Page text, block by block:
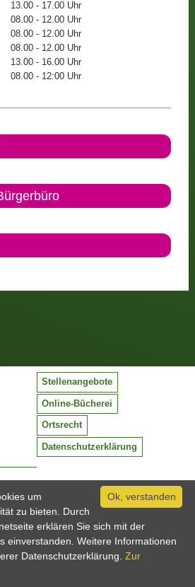
13.00 - 17.00 Uhr
08.00 - 12.00 Uhr
08.00 - 12.00 Uhr
08.00 - 12.00 Uhr
13.00 - 16.00 Uhr
08.00 - 12:00 Uhr
/ 409-0
Stellenangebote
Online-Bücherei
Ortsrecht
Datenschutzerklärung
Ok, verstanden
um
zu bieten. Durch
erklären Sie sich mit der
einverstanden. Weitere Informationen
Datenschutzerklärung. Zur